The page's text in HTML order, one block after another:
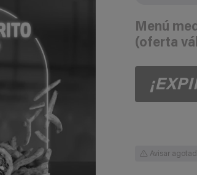
Menú
(oferta
Avisar